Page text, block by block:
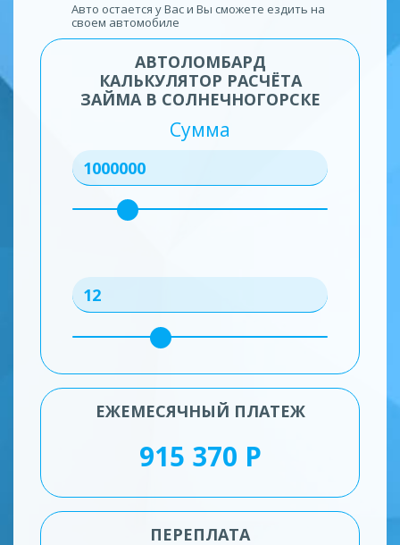
Авто остается у Вас и Вы сможете ездить на
своем автомобиле
АВТОЛОМБАРД
КАЛЬКУЛЯТОР РАСЧЁТА
ЗАЙМА В СОЛНЕЧНОГОРСКЕ
Сумма
ЕЖЕМЕСЯЧНЫЙ ПЛАТЕЖ
ПЕРЕПЛАТА